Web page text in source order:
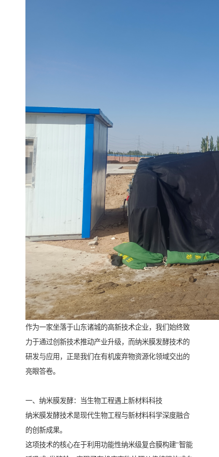
作为一家坐落于山东诸城的高新技术企业，我们始终致
力于通过创新技术推动产业升级，而纳米膜发酵技术的
研发与应用，正是我们在有机废弃物资源化领域交出的
亮眼答卷。
一、纳米膜发酵：当生物工程遇上新材料科技
纳米膜发酵技术是现代生物工程与新材料科学深度融合
的创新成果。
这项技术的核心在于利用功能性纳米级复合膜构建"智能